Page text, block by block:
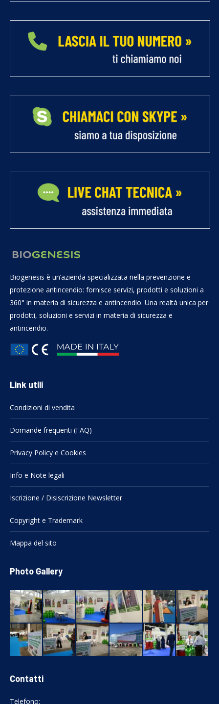
Biogenesis è un’azienda specializzata nella prevenzione e
protezione antincendio: fornisce servizi, prodotti e soluzioni a
360° in materia di sicurezza e antincendio. Una realtà unica per
prodotti, soluzioni e servizi in materia di sicurezza e
antincendio.
Link utili
Condizioni di vendita
Domande frequenti (FAQ)
Privacy Policy e Cookies
Info e Note legali
Iscrizione / Disiscrizione Newsletter
Copyright e Trademark
Mappa del sito
Photo Gallery
Contatti
Telefono: